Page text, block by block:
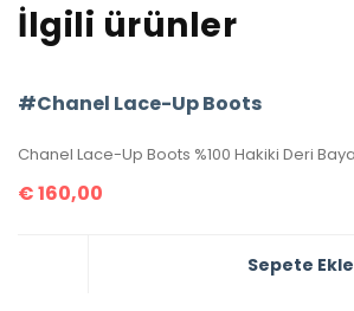
İlgili ürünler
#Chanel Lace-Up Boots
€160,00
Sepete Ekle